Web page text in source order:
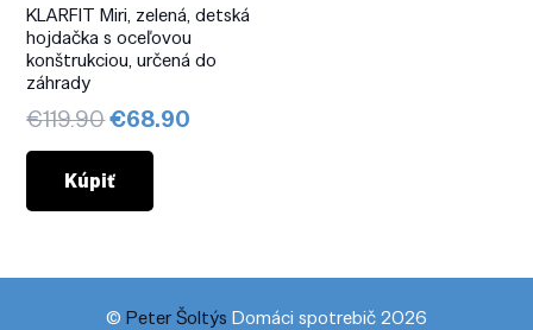
KLARFIT Miri, zelená, detská
hojdačka s oceľovou
konštrukciou, určená do
záhrady
€119.90Pôvodná
cena
bola:
€119.90.
€68.90
Kúpiť
© Peter Šoltýs Domáci spotrebič 2026